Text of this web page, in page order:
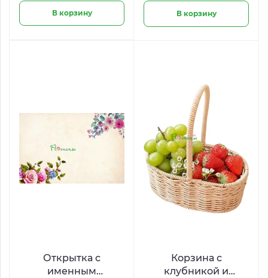
В корзину В корзину
Открытка с
именным
Корзина с
клубникой и